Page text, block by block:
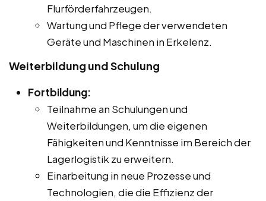
Flurförderfahrzeugen.
Wartung und Pflege der verwendeten
Geräte und Maschinen in Erkelenz.
Weiterbildung und Schulung
Fortbildung:
Teilnahme an Schulungen und
Weiterbildungen, um die eigenen
Fähigkeiten und Kenntnisse im Bereich der
Lagerlogistik zu erweitern.
Einarbeitung in neue Prozesse und
Technologien, die die Effizienz der